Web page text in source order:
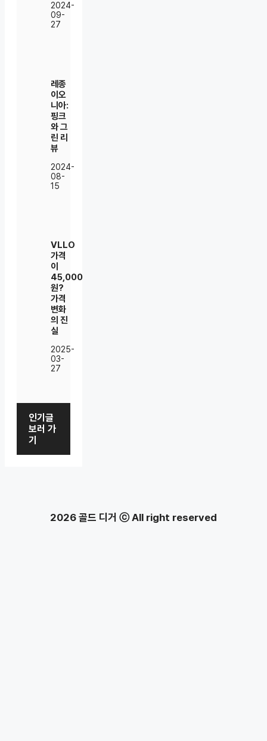
2024-
09-
27
레종
이오
니아:
핑크
와 그
린 리
뷰
2024-
08-
15
VLLO
가격
이
45,000
원?
가격
변화
의 진
실
2025-
03-
27
인기글
보러 가
기
2026 골드 디거 ⓒ All right reserved